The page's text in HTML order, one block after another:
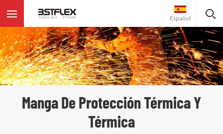
Español
Manga De Protección Térmica Y
Térmica